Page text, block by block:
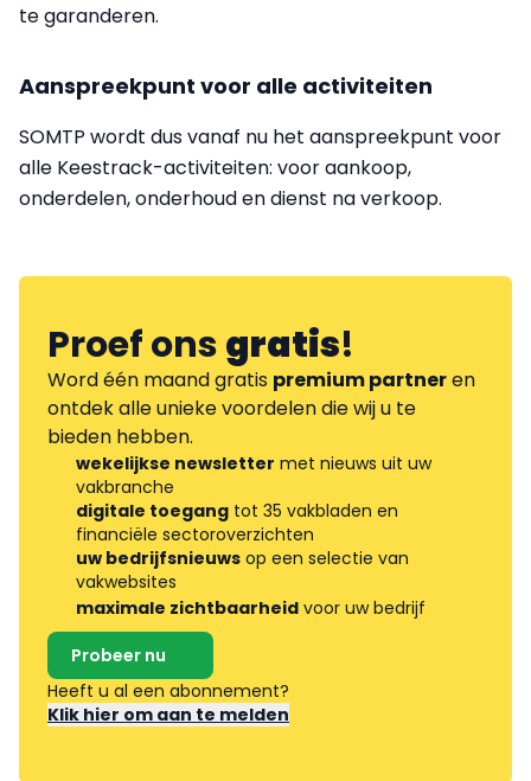
te garanderen.
Aanspreekpunt voor alle activiteiten
SOMTP wordt dus vanaf nu het aanspreekpunt voor
alle Keestrack-activiteiten: voor aankoop,
onderdelen, onderhoud en dienst na verkoop.
Proef onsgratis!
Word één maand gratis premium partneren
ontdek alle unieke voordelen die wij u te
bieden hebben.
wekelijkse newsletter met nieuws uit uw
vakbranche
digitale toegang tot 35 vakbladen en
financiële sectoroverzichten
uw bedrijfsnieuws op een selectie van
vakwebsites
maximale zichtbaarheid voor uw bedrijf
Probeer nu
Heeft u al een abonnement?
Klik hier om aan te melden